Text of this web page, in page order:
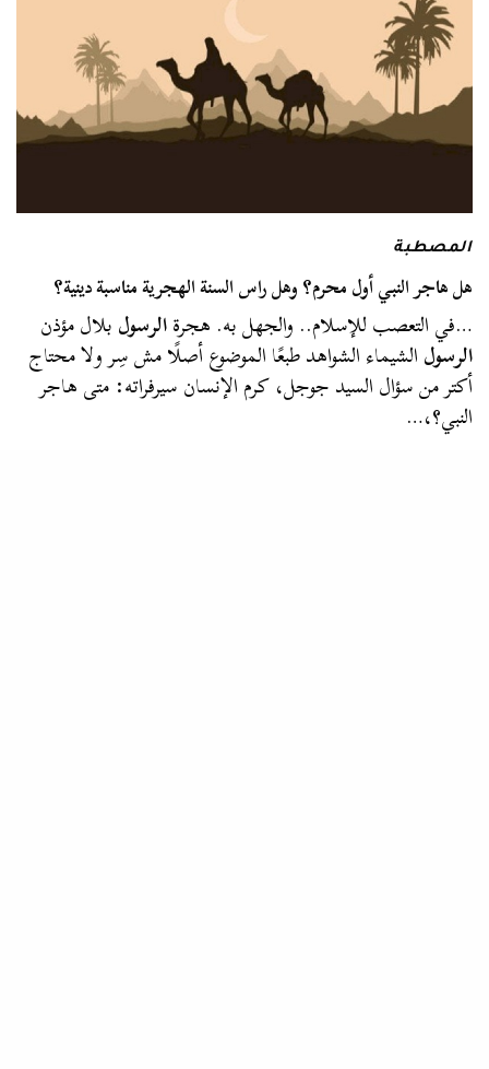
المصطبة
هل هاجر النبي أول محرم؟ وهل راس السنة الهجرية مناسبة دينية؟
…في التعصب للإسلام.. والجهل به. هجرةالرسولبلال مؤذن
الرسولالشيماء الشواهد طبعًا الموضوع أصلًا مش سِر ولا محتاج
أكتر من سؤال السيد جوجل، كرم الإنسان سيرفراته: متى هاجر
النبي؟،…